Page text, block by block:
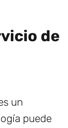
de
un
puede